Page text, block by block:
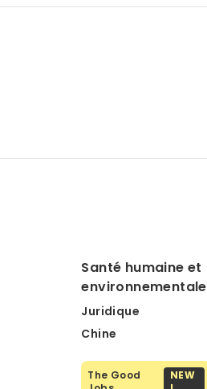
Santé humaine et
environnementale
Juridique
Chine
The Good
NEW